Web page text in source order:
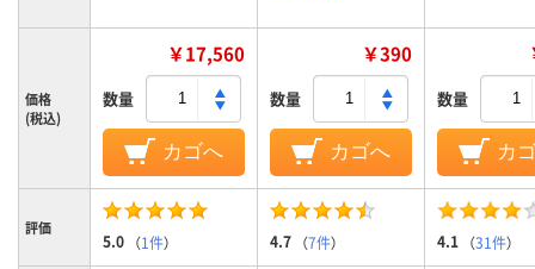
価格
(税込)
￥17,560
数量
カゴへ
￥390
数量
カゴへ
数量
カ
評価
5.0 （1件） 4.7 （7件） 4.1 （31件）